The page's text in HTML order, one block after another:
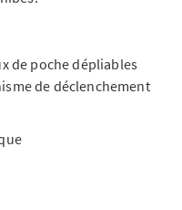
de poche dépliables
de déclenchement